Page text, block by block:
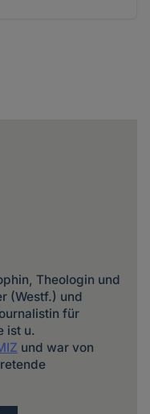
Theologin und
(Westf.) und
für
ist u.
und war von